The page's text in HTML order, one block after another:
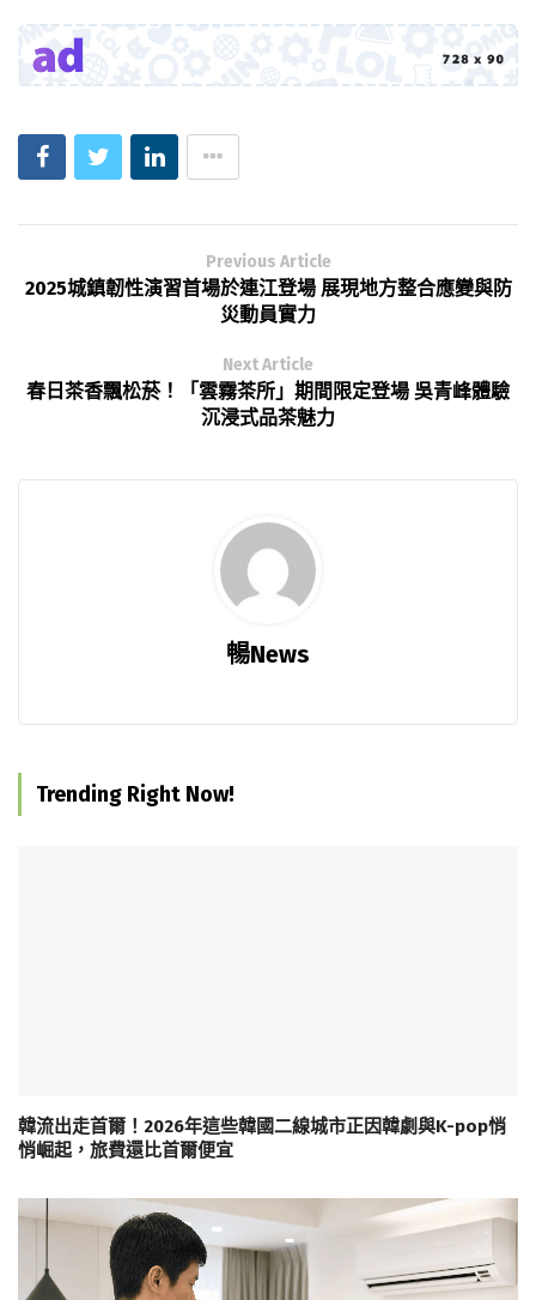
Previous Article
2025城鎮韌性演習首場於連江登場 展現地方整合應變與防
災動員實力
Next Article
春日茶香飄松菸！「雲霧茶所」期間限定登場 吳青峰體驗
沉浸式品茶魅力
暢News
Trending Right Now!
韓流出走首爾！2026年這些韓國二線城市正因韓劇與K-pop悄
悄崛起，旅費還比首爾便宜